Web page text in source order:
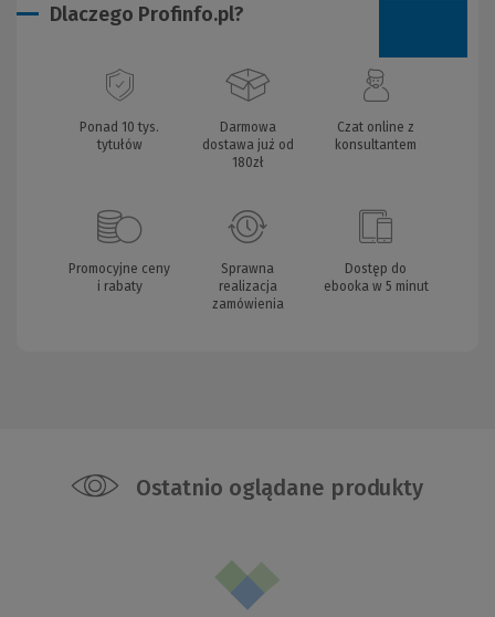
Dlaczego Profinfo.pl?
Ponad 10 tys.
tytułów
Darmowa
dostawa już od
180zł
Czat online z
konsultantem
Promocyjne ceny
i rabaty
Sprawna
realizacja
zamówienia
Dostęp do
ebooka w 5 minut
Ostatnio oglądane produkty